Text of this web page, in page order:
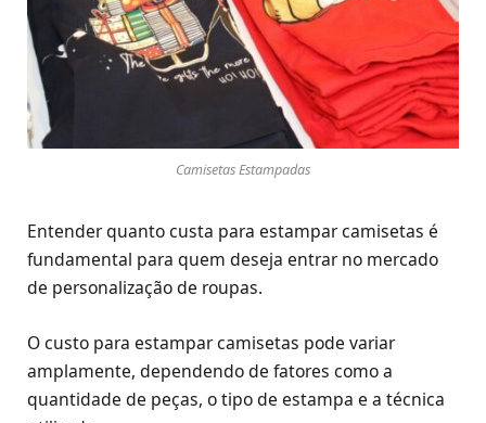
Camisetas Estampadas
Entender quanto custa para estampar camisetas é
fundamental para quem deseja entrar no mercado
de personalização de roupas.
O custo para estampar camisetas pode variar
amplamente, dependendo de fatores como a
quantidade de peças, o tipo de estampa e a técnica